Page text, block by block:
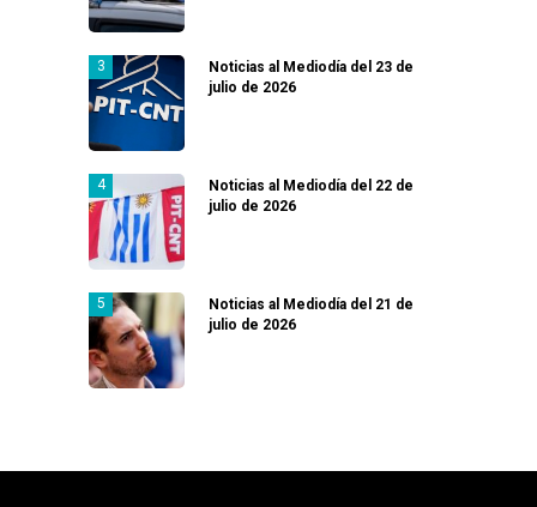
Noticias al Mediodía del 23 de
julio de 2026
Noticias al Mediodía del 22 de
julio de 2026
Noticias al Mediodía del 21 de
julio de 2026